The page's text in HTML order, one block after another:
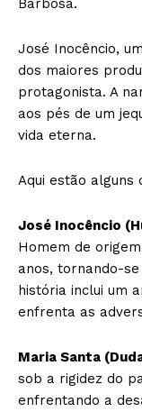
Barbosa.
José Inocêncio,
dos maiores
protagonista. A
aos pés de um
vida eterna.
Aqui estão alguns
José Inocêncio
Homem de
anos, tornando-
história inclui um
enfrenta as
Maria Santa
sob a rigidez do
enfrentando a